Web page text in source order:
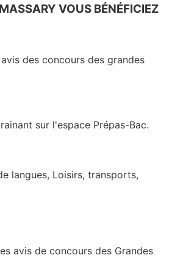
VOUS BÉNÉFICIEZ
des concours des grandes
sur l'espace Prépas-Bac.
langues, Loisirs, transports,
avis de concours des Grandes